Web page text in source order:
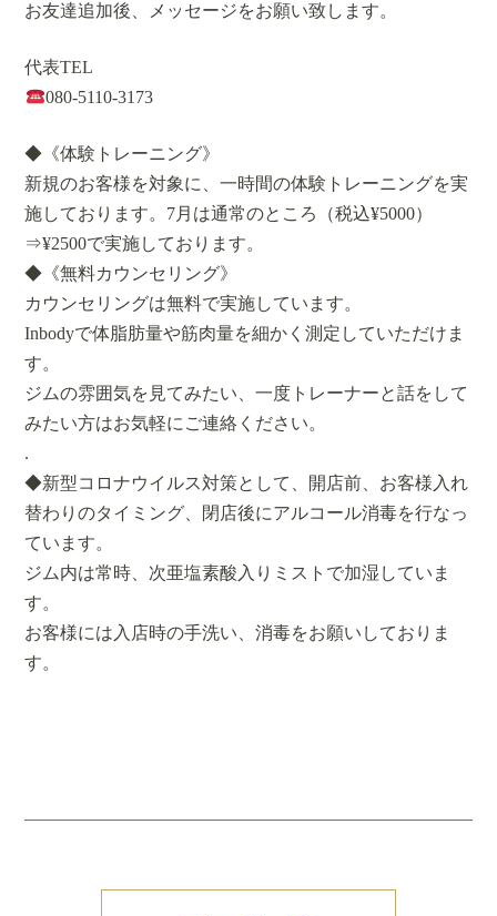
お友達追加後、メッセージをお願い致します。
代表TEL
080-5110-3173
◆《体験トレーニング》
新規のお客様を対象に、一時間の体験トレーニングを実
施しております。7月は通常のところ（税込¥5000）
⇒¥2500で実施しております。
◆《無料カウンセリング》
カウンセリングは無料で実施しています。
Inbodyで体脂肪量や筋肉量を細かく測定していただけま
す。
ジムの雰囲気を見てみたい、一度トレーナーと話をして
みたい方はお気軽にご連絡ください。
.
◆新型コロナウイルス対策として、開店前、お客様入れ
替わりのタイミング、閉店後にアルコール消毒を行なっ
ています。
ジム内は常時、次亜塩素酸入りミストで加湿していま
す。
お客様には入店時の手洗い、消毒をお願いしておりま
す。